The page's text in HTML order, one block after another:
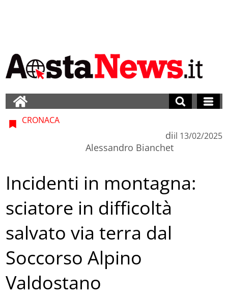
CRONACA
di
Alessandro Bianchet
il 13/02/2025
Incidenti in montagna:
sciatore in difficoltà
salvato via terra dal
Soccorso Alpino
Valdostano